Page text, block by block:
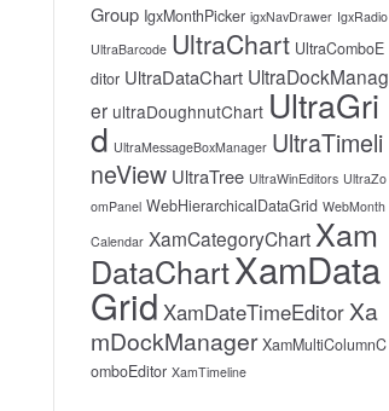
Group IgxMonthPicker igxNavDrawer IgxRadio
UltraBarcode UltraChart UltraComboE
ditor UltraDataChart UltraDockManag
er ultraDoughnutChart UltraGri
d UltraMessageBoxManager UltraTimeli
neView UltraTree UltraWinEditors UltraZo
omPanel WebHierarchicalDataGrid WebMonth
Calendar XamCategoryChart Xam
DataChartXamData
Grid XamDateTimeEditor Xa
mDockManager XamMultiColumnC
omboEditor XamTimeline